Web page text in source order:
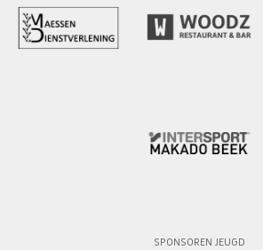
SPONSOREN JEUGD